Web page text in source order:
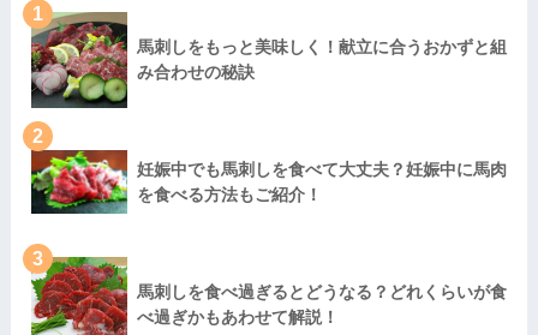
1
馬刺しをもっと美味しく！献立に合うおかずと組
み合わせの秘訣
2
妊娠中でも馬刺しを食べて大丈夫？妊娠中に馬肉
を食べる方法もご紹介！
3
馬刺しを食べ過ぎるとどうなる？どれくらいが食
べ過ぎかもあわせて解説！